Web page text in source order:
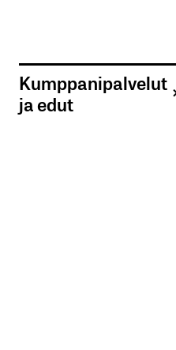
Kumppanipalvelut
ja edut